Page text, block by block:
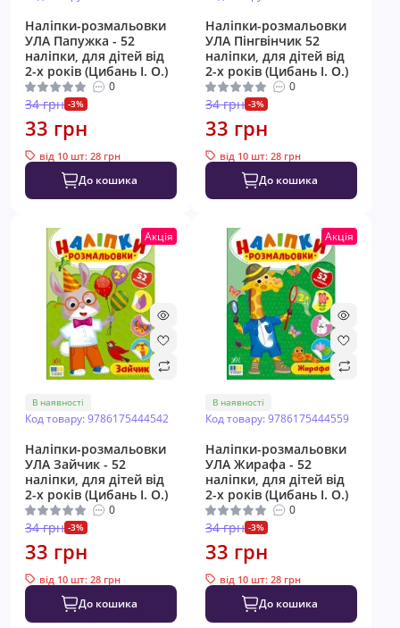
Наліпки-розмальовки
УЛА Папужка - 52
наліпки, для дітей від
2-х років (Цибань І. О.)
0
34 грн -3%
33 грн
від 10 шт: 28 грн
До кошика
Наліпки-розмальовки
УЛА Пінгвінчик 52
наліпки, для дітей від
2-х років (Цибань І. О.)
0
34 грн -3%
33 грн
від 10 шт: 28 грн
До кошика
Акція
В наявності
Код товару: 9786175444542
Наліпки-розмальовки
УЛА Зайчик - 52
наліпки, для дітей від
2-х років (Цибань І. О.)
0
34 грн -3%
33 грн
від 10 шт: 28 грн
До кошика
Акція
В наявності
Код товару: 9786175444559
Наліпки-розмальовки
УЛА Жирафа - 52
наліпки, для дітей від
2-х років (Цибань І. О.)
0
34 грн -3%
33 грн
від 10 шт: 28 грн
До кошика